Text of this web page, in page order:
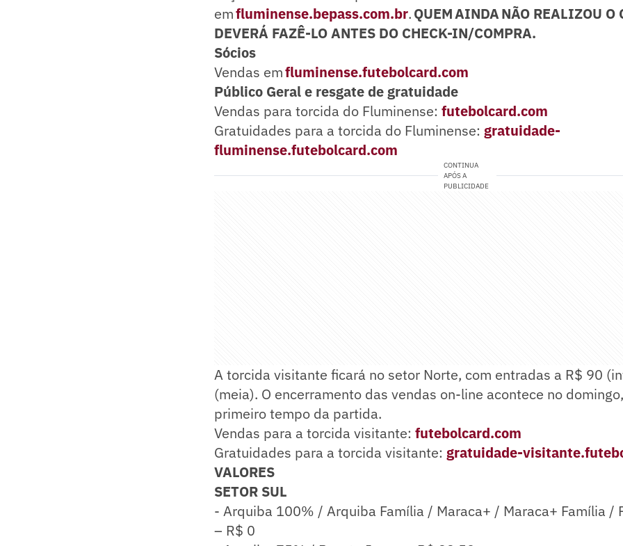
emfluminense.bepass.com.br.QUEM AINDA NÃO REALIZOU O
DEVERÁ FAZÊ-LO ANTES DO CHECK-IN/COMPRA.
Sócios
Vendas emfluminense.futebolcard.com
Público Geral e resgate de gratuidade
Vendas para torcida do Fluminense: futebolcard.com
Gratuidades para a torcida do Fluminense: gratuidade-
fluminense.futebolcard.com
CONTINUA
APÓS A
PUBLICIDADE
A torcida visitante ficará no setor Norte, com entradas a R$ 90
(meia). O encerramento das vendas on-line acontece no
primeiro tempo da partida.
Vendas para a torcida visitante: futebolcard.com
Gratuidades para a torcida visitante: gratuidade-
VALORES
SETOR SUL
- Arquiba 100% / Arquiba Família / Maraca+ / Maraca+ Família /
– R$ 0